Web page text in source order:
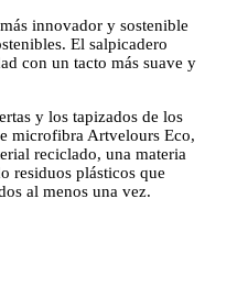
innovador y sostenible
El salpicadero
con un tacto más suave y
y los tapizados de los
microfibra Artvelours Eco,
reciclado, una materia
residuos plásticos que
al menos una vez.